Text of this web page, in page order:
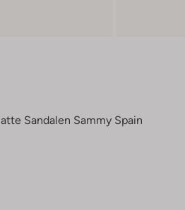
Sandalen Sammy Spain